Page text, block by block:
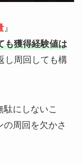
』
も獲得経験値は
し周回しても構
駄にしないこ
の周回を欠かさ